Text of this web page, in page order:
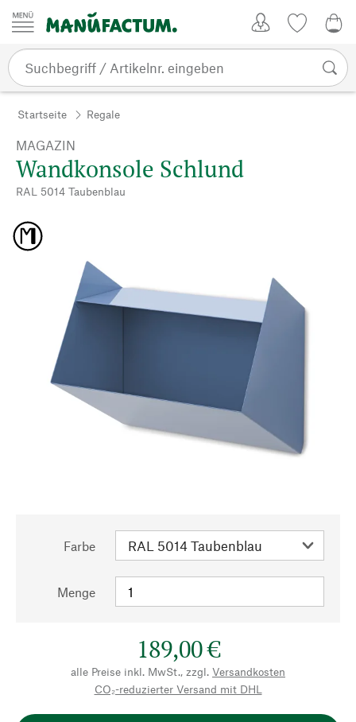
Zum Inhalt springen
Startseite Regale
MAGAZIN
Wandkonsole Schlund
RAL 5014 Taubenblau
Farbe
Menge
189,00 €
alle Preise inkl. MwSt., zzgl. Versandkosten
CO₂-reduzierter Versand mit DHL